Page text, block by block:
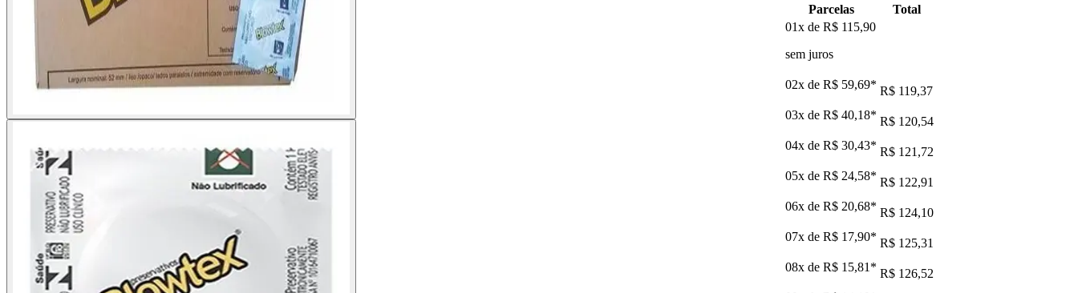
Parcelas
Total
01x de R$ 115,90
sem juros
02x de R$ 59,69* R$ 119,37
03x de R$ 40,18* R$ 120,54
04x de R$ 30,43* R$ 121,72
05x de R$ 24,58* R$ 122,91
06x de R$ 20,68* R$ 124,10
07x de R$ 17,90* R$ 125,31
08x de R$ 15,81 * R$ 126,52